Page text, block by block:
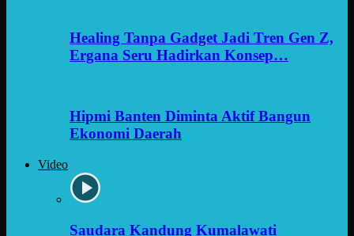
Healing Tanpa Gadget Jadi Tren Gen Z,
Ergana Seru Hadirkan Konsep…
Hipmi Banten Diminta Aktif Bangun
Ekonomi Daerah
Video
Saudara Kandung Kumalawati